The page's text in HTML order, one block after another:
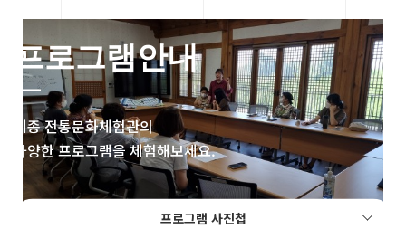
프로그램안내
세종 전통문화체험관의
다양한 프로그램을 체험해보세요.
프로그램 사진첩